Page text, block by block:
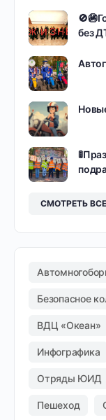
без
СМОТРЕТЬ ВСЕ
Безопасное
ВДЦ «Океан»
Инфографика
Отряды ЮИД
Пешеход